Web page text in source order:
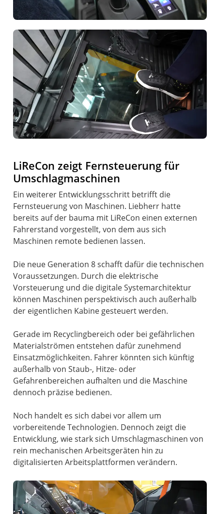
LiReCon zeigt Fernsteuerung für
Umschlagmaschinen
Ein weiterer Entwicklungsschritt betrifft die
Fernsteuerung von Maschinen. Liebherr hatte
bereits auf der bauma mit LiReCon einen externen
Fahrerstand vorgestellt, von dem aus sich
Maschinen remote bedienen lassen.
Die neue Generation 8 schafft dafür die technischen
Voraussetzungen. Durch die elektrische
Vorsteuerung und die digitale Systemarchitektur
können Maschinen perspektivisch auch außerhalb
der eigentlichen Kabine gesteuert werden.
Gerade im Recyclingbereich oder bei gefährlichen
Materialströmen entstehen dafür zunehmend
Einsatzmöglichkeiten. Fahrer könnten sich künftig
außerhalb von Staub-, Hitze- oder
Gefahrenbereichen aufhalten und die Maschine
dennoch präzise bedienen.
Noch handelt es sich dabei vor allem um
vorbereitende Technologien. Dennoch zeigt die
Entwicklung, wie stark sich Umschlagmaschinen von
rein mechanischen Arbeitsgeräten hin zu
digitalisierten Arbeitsplattformen verändern.